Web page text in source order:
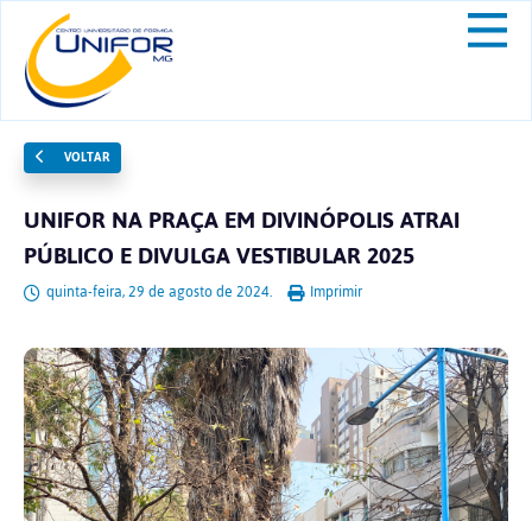
VOLTAR
UNIFOR NA PRAÇA EM DIVINÓPOLIS ATRAI
PÚBLICO E DIVULGA VESTIBULAR 2025
quinta-feira, 29 de agosto de 2024. Imprimir